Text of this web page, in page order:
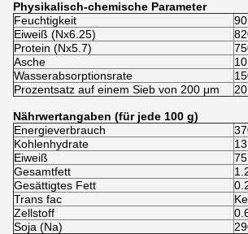
Physikalisch-chemische Parameter
Feuchtigkeit
Eiweiß (Nx6.25)
Protein (Nx5.7)
Asche
Wasserabsorptionsrate
Prozentsatz auf einem Sieb von 200 μm
Nährwertangaben (für jede 100 g)
Energieverbrauch
Kohlenhydrate
Eiweiß
Gesamtfett
Gesättigtes Fett
Trans fac
Zellstoff
Soja (Na)